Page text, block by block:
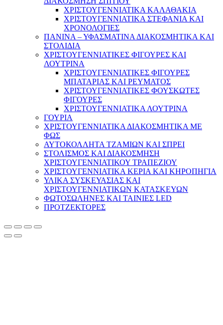
ΧΡΙΣΤΟΥΓΕΝΝΙΑΤΙΚΑ ΚΑΛΑΘΑΚΙΑ
ΧΡΙΣΤΟΥΓΕΝΝΙΑΤΙΚΑ ΣΤΕΦΑΝΙΑ ΚΑΙ
ΧΡΟΝΟΛΟΓΙΕΣ
ΠΑΝΙΝΑ – ΥΦΑΣΜΑΤΙΝΑ ΔΙΑΚΟΣΜΗΤΙΚΑ ΚΑΙ
ΣΤΟΛΙΔΙΑ
ΧΡΙΣΤΟΥΓΕΝΝΙΑΤΙΚΕΣ ΦΙΓΟΥΡΕΣ ΚΑΙ
ΛΟΥΤΡΙΝΑ
ΧΡΙΣΤΟΥΓΕΝΝΙΑΤΙΚΕΣ ΦΙΓΟΥΡΕΣ
ΜΠΑΤΑΡΙΑΣ ΚΑΙ ΡΕΥΜΑΤΟΣ
ΧΡΙΣΤΟΥΓΕΝΝΙΑΤΙΚΕΣ ΦΟΥΣΚΩΤΕΣ
ΦΙΓΟΥΡΕΣ
ΧΡΙΣΤΟΥΓΕΝΝΙΑΤΙΚΑ ΛΟΥΤΡΙΝΑ
ΓΟΥΡΙΑ
ΧΡΙΣΤΟΥΓΕΝΝΙΑΤΙΚΑ ΔΙΑΚΟΣΜΗΤΙΚΑ ΜΕ
ΦΩΣ
ΑΥΤΟΚΟΛΛΗΤΑ ΤΖΑΜΙΩΝ ΚΑΙ ΣΠΡΕΙ
ΣΤΟΛΙΣΜΟΣ ΚΑΙ ΔΙΑΚΟΣΜΗΣΗ
ΧΡΙΣΤΟΥΓΕΝΝΙΑΤΙΚΟΥ ΤΡΑΠΕΖΙΟΥ
ΧΡΙΣΤΟΥΓΕΝΝΙΑΤΙΚΑ ΚΕΡΙΑ ΚΑΙ ΚΗΡΟΠΗΓΙΑ
ΥΛΙΚΑ ΣΥΣΚΕΥΑΣΙΑΣ ΚΑΙ
ΧΡΙΣΤΟΥΓΕΝΝΙΑΤΙΚΩΝ ΚΑΤΑΣΚΕΥΩΝ
ΦΩΤΟΣΩΛΗΝΕΣ ΚΑΙ ΤΑΙΝΙΕΣ LED
ΠΡΟΤΖΕΚΤΟΡΕΣ